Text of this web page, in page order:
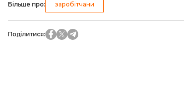
Більше про: заробітчани
Поділитися: